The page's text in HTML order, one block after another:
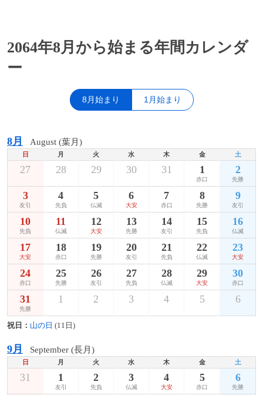
2064年8月から始まる年間カレンダ
ー
8月始まり 1月始まり
8月 August (葉月)
日 月 火 水 木 金 土
27 28 29 30 31 1
赤口
2
先勝
3
友引
4
先負
5
仏滅
6
大安
7
赤口
8
先勝
9
友引
10
先負
11
仏滅
12
大安
13
先勝
14
友引
15
先負
16
仏滅
17
大安
18
赤口
19
先勝
20
友引
21
先負
22
仏滅
23
大安
24
赤口
25
先勝
26
友引
27
先負
28
仏滅
29
大安
30
赤口
31
先勝
1 2 3 4 5 6
祝日： 山の日 (11日)
9月 September (長月)
日 月 火 水 木 金 土
31 1
友引
2
先負
3
仏滅
4
大安
5
赤口
6
先勝